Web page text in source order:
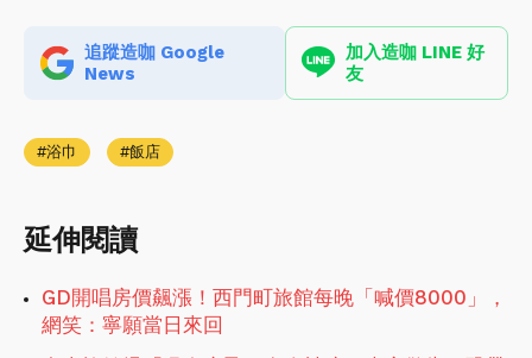
追蹤造咖 Google
News
加入造咖 LINE 好
友
浴巾 飯店
延伸閱讀
GD開唱房價飆漲！西門町旅館每晚「喊價8000」，
網笑：寧願當日來回